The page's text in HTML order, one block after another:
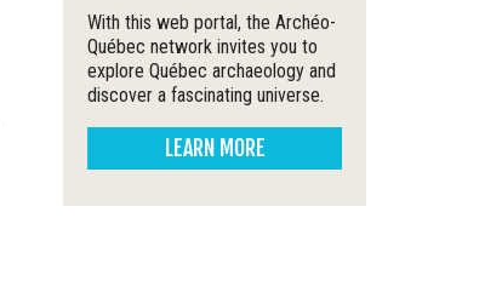
With this web portal, the Archéo-
Québec network invites you to
explore Québec archaeology and
discover a fascinating universe.
LEARN MORE